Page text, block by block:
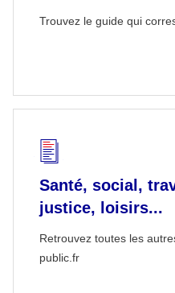
Trouvez le guide qui
Santé, social,
justice, loisirs...
Retrouvez toutes les
public.fr